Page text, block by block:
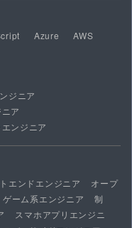
Azure
AWS
ジニア
ア
ンジニア
エンドエンジニア
オープ
ゲーム系エンジニア
制
スマホアプリエンジニ